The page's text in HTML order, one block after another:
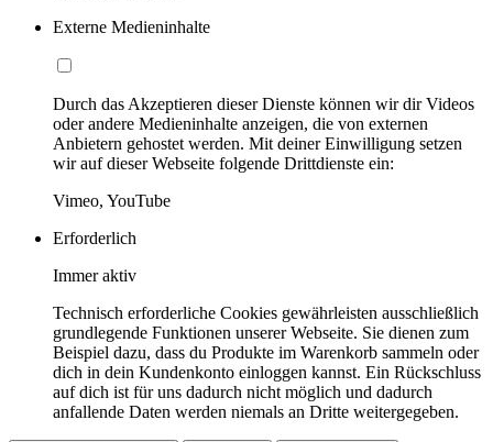
Externe Medieninhalte
Durch das Akzeptieren dieser Dienste können wir dir Videos
oder andere Medieninhalte anzeigen, die von externen
Anbietern gehostet werden. Mit deiner Einwilligung setzen
wir auf dieser Webseite folgende Drittdienste ein:
Vimeo, YouTube
Erforderlich
Immer aktiv
Technisch erforderliche Cookies gewährleisten ausschließlich
grundlegende Funktionen unserer Webseite. Sie dienen zum
Beispiel dazu, dass du Produkte im Warenkorb sammeln oder
dich in dein Kundenkonto einloggen kannst. Ein Rückschluss
auf dich ist für uns dadurch nicht möglich und dadurch
anfallende Daten werden niemals an Dritte weitergegeben.